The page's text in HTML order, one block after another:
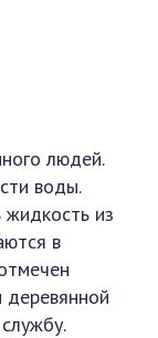
людей.
воды.
из
в